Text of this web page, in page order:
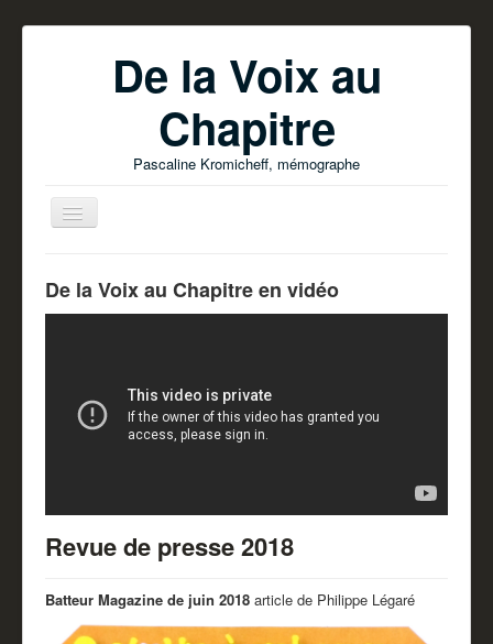
De la Voix au
Chapitre
Pascaline Kromicheff, mémographe
Ecrire votre livre
Parutions
Revue de presse
De la Voix au Chapitre en vidéo
Revue de presse 2018
Batteur Magazine de juin 2018 article de Philippe Légaré